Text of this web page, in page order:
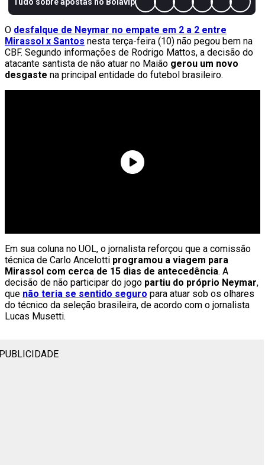
O desfalque de Neymar no empate em 2 a 2 entre
Mirassol x Santos nesta terça-feira (10) não pegou bem na
CBF. Segundo informações de Rodrigo Mattos, a decisão do
atacante santista de não atuar no Maião gerou um novo
desgaste na principal entidade do futebol brasileiro.
Em sua coluna no UOL, o jornalista reforçou que a comissão
técnica de Carlo Ancelotti programou a viagem para
Mirassol com cerca de 15 dias de antecedência. A
decisão de não participar do jogo partiu do próprio Neymar,
que não teria se sentido seguro para atuar sob os olhares
do técnico da seleção brasileira, de acordo com o jornalista
Lucas Musetti.